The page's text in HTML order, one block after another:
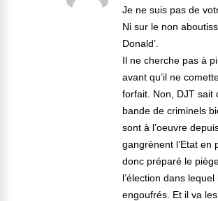
Je ne suis pas de
Ni sur le non
Donald’.
Il ne cherche pas à
avant qu’il ne
forfait. Non, DJT sait
bande de criminels
sont à l’oeuvre
gangrènent l’Etat en
donc préparé le
l’élection dans
engoufrés. Et il va